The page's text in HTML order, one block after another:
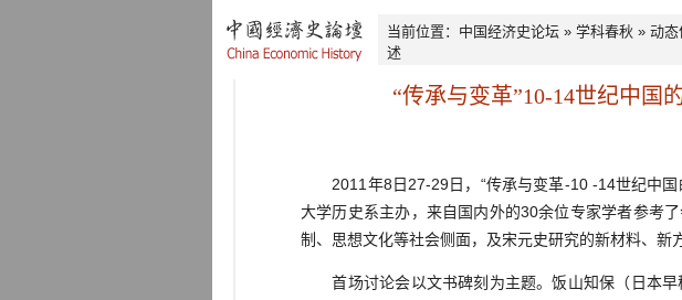
当前位置： 中国经济史论坛 » 学科春秋 » 动态
述
“传承与变革”10-14世纪中国
2011年8日27-29日，“传承与变革-10 -14世纪中国
大学历史系主办，来自国内外的30余位专家学者参考
制、思想文化等社会侧面，及宋元史研究的新材料、新
首场讨论会以文书碑刻为主题。饭山知保（日本早